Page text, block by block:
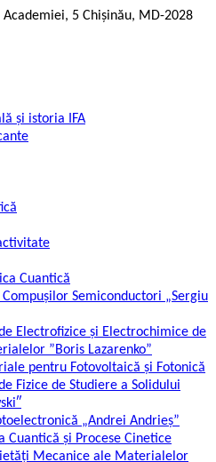
5 Chișinău, MD-2028
și istoria IFA
Cuantică
Semiconductori „Sergiu
Electrofizice și Electrochimice de
”Boris Lazarenko”
pentru Fotovoltaică și Fotonică
Fizice de Studiere a Solidului
„Andrei Andrieș”
Cuantică și Procese Cinetice
Mecanice ale Materialelor